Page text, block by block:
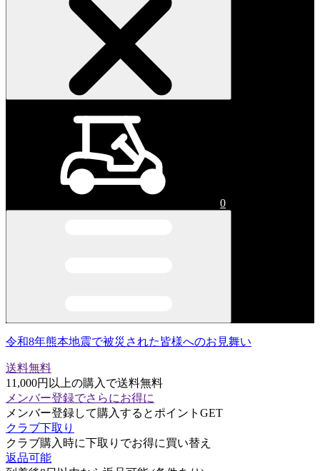
0
令和8年熊本地震で被災された皆様へのお見舞い
送料無料
11,000円以上の購入で送料無料
メンバー登録でさらにお得に
メンバー登録して購入するとポイントGET
クラブ下取り
クラブ購入時に下取りでお得に買い替え
返品可能